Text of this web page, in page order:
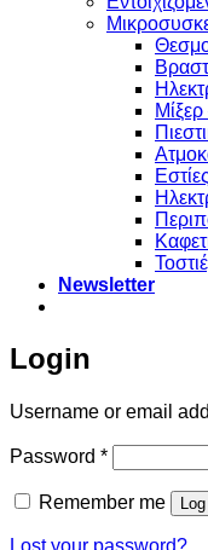
Newsletter
Login
Username or email
Password *Required
Remember me